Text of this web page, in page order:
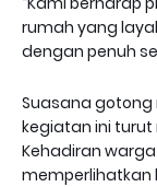
rumah yang
dengan penuh
Suasana
kegiatan ini
Kehadiran
memperlihatkan